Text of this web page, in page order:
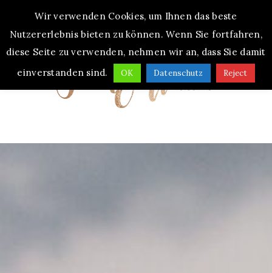
MENUWir verwenden Cookies, um Ihnen das beste
Nutzererlebnis bieten zu können. Wenn Sie fortfahren,
diese Seite zu verwenden, nehmen wir an, dass Sie damit
einverstanden sind.
OK Datenschutz Reject